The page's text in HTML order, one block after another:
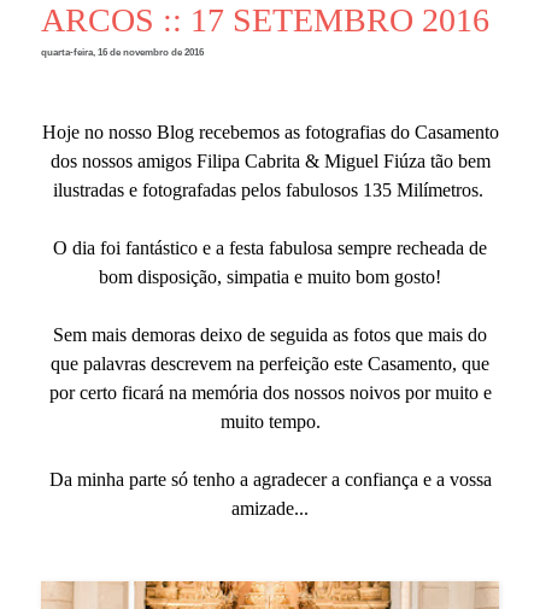
ARCOS :: 17 SETEMBRO 2016
quarta-feira, 16 de novembro de 2016
Hoje no nosso Blog recebemos as fotografias do Casamento
dos nossos amigos Filipa Cabrita & Miguel Fiúza tão bem
ilustradas e fotografadas pelos fabulosos 135 Milímetros.
O dia foi fantástico e a festa fabulosa sempre recheada de
bom disposição, simpatia e muito bom gosto!
Sem mais demoras deixo de seguida as fotos que mais do
que palavras descrevem na perfeição este Casamento, que
por certo ficará na memória dos nossos noivos por muito e
muito tempo.
Da minha parte só tenho a agradecer a confiança e a vossa
amizade...